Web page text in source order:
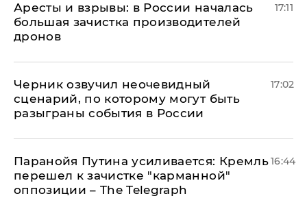
Аресты и взрывы: в России началась
большая зачистка производителей
дронов
17:11
Черник озвучил неочевидный
сценарий, по которому могут быть
разыграны события в России
17:02
Паранойя Путина усиливается: Кремль
перешел к зачистке "карманной"
оппозиции – The Telegraph
16:44